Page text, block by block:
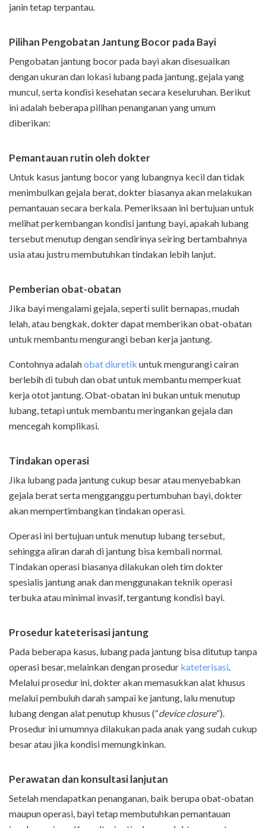
janin tetap terpantau.
Pilihan Pengobatan Jantung Bocor pada Bayi
Pengobatan jantung bocor pada bayi akan disesuaikan
dengan ukuran dan lokasi lubang pada jantung, gejala yang
muncul, serta kondisi kesehatan secara keseluruhan. Berikut
ini adalah beberapa pilihan penanganan yang umum
diberikan:
Pemantauan rutin oleh dokter
Untuk kasus jantung bocor yang lubangnya kecil dan tidak
menimbulkan gejala berat, dokter biasanya akan melakukan
pemantauan secara berkala. Pemeriksaan ini bertujuan untuk
melihat perkembangan kondisi jantung bayi, apakah lubang
tersebut menutup dengan sendirinya seiring bertambahnya
usia atau justru membutuhkan tindakan lebih lanjut.
Pemberian obat-obatan
Jika bayi mengalami gejala, seperti sulit bernapas, mudah
lelah, atau bengkak, dokter dapat memberikan obat-obatan
untuk membantu mengurangi beban kerja jantung.
Contohnya adalahobat diuretik untuk mengurangi cairan
berlebih di tubuh dan obat untuk membantu memperkuat
kerja otot jantung. Obat-obatan ini bukan untuk menutup
lubang, tetapi untuk membantu meringankan gejala dan
mencegah komplikasi.
Tindakan operasi
Jika lubang pada jantung cukup besar atau menyebabkan
gejala berat serta mengganggu pertumbuhan bayi, dokter
akan mempertimbangkan tindakan operasi.
Operasi ini bertujuan untuk menutup lubang tersebut,
sehingga aliran darah di jantung bisa kembali normal.
Tindakan operasi biasanya dilakukan oleh tim dokter
spesialis jantung anak dan menggunakan teknik operasi
terbuka atau minimal invasif, tergantung kondisi bayi.
Prosedur kateterisasi jantung
Pada beberapa kasus, lubang pada jantung bisa ditutup tanpa
operasi besar, melainkan dengan prosedur kateterisasi
Melalui prosedur ini, dokter akan memasukkan alat khusus
melalui pembuluh darah sampai ke jantung, lalu menutup
lubang dengan alat penutup khusus (“device closure”).
Prosedur ini umumnya dilakukan pada anak yang sudah cukup
besar atau jika kondisi memungkinkan.
Perawatan dan konsultasi lanjutan
Setelah mendapatkan penanganan, baik berupa obat-obatan
maupun operasi, bayi tetap membutuhkan pemantauan